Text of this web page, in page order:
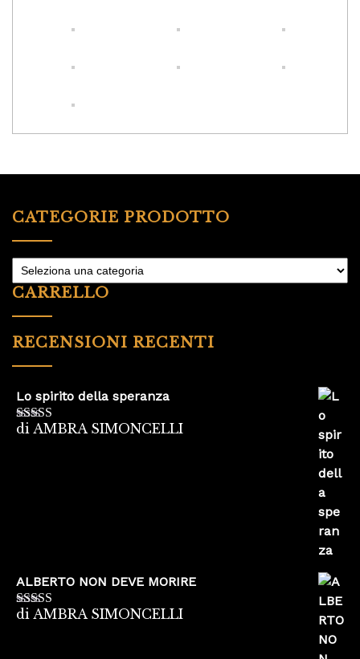
CATEGORIE PRODOTTO
CARRELLO
RECENSIONI RECENTI
Lo spirito della speranza
Valutato5su
di AMBRA SIMONCELLI
ALBERTO NON DEVE MORIRE
Valutato5su
di AMBRA SIMONCELLI